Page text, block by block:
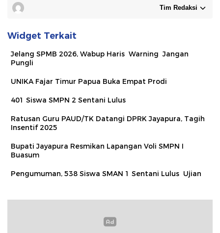
Tim Redaksi
Widget Terkait
Jelang SPMB 2026, Wabup Haris Warning Jangan
Pungli
UNIKA Fajar Timur Papua Buka Empat Prodi
401 Siswa SMPN 2 Sentani Lulus
Ratusan Guru PAUD/TK Datangi DPRK Jayapura, Tagih
Insentif 2025
Bupati Jayapura Resmikan Lapangan Voli SMPN I
Buasum
Pengumuman, 538 Siswa SMAN 1 Sentani Lulus Ujian